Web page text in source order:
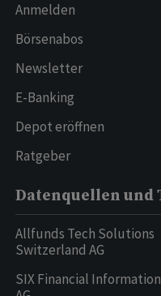
Anmelden
Börsenabos
Newsletter
E-Banking
Depot eröffnen
Ratgeber
Datenquellen
Allfunds Tech Solutions
Switzerland AG
SIX Financial Information